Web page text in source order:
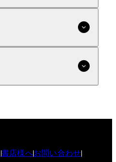
書店様へお問い合わせ